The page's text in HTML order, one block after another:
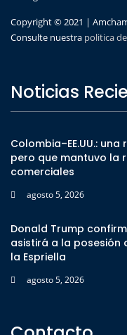
Copyright © 2021 |
Consulte nuestra politica
Noticias
Colombia–EE.UU.:
pero que mantuvo la
comerciales
agosto 5, 2026
Donald Trump
asistirá a la posesión
la Espriella
agosto 5, 2026